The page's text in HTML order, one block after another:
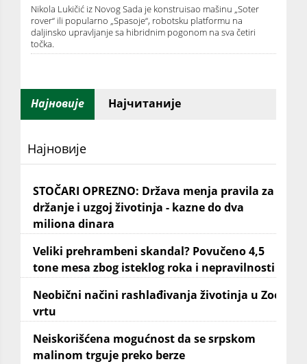
Nikola Lukičić iz Novog Sada je konstruisao mašinu „Soter
rover“ ili popularno „Spasoje“, robotsku platformu na
daljinsko upravljanje sa hibridnim pogonom na sva četiri
točka.
Најновије Најчитаније
Најновије
STOČARI OPREZNO: Država menja pravila za
držanje i uzgoj životinja - kazne do dva
miliona dinara
Veliki prehrambeni skandal? Povučeno 4,5
tone mesa zbog isteklog roka i nepravilnosti
Neobični načini rashlađivanja životinja u Zoo
vrtu
Neiskorišćena mogućnost da se srpskom
malinom trguje preko berze